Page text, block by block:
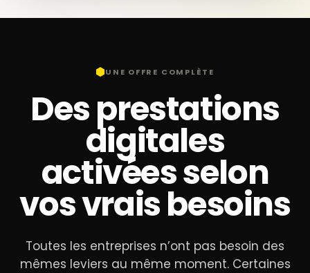
UNE OFFRE COMPLÈTE
Des prestations
digitales
activées selon
vos vrais besoins
Toutes les entreprises n’ont pas besoin des
mêmes leviers au même moment. Certaines